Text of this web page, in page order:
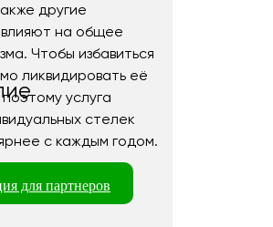
другие
влияют на общее
Чтобы избавиться
ликвидировать её
услуга
стелек
с каждым годом.
для партнеров